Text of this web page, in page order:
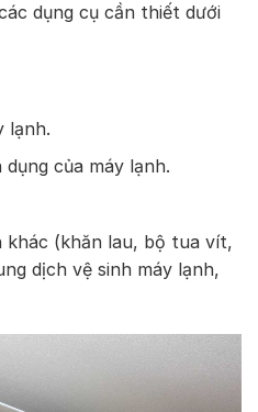
dụng cụ cần thiết dưới
lạnh.
của máy lạnh.
khác (khăn lau, bộ tua vít,
dịch vệ sinh máy lạnh,